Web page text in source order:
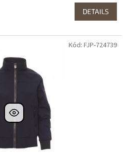
DETAILS
Kód: FJP-724739